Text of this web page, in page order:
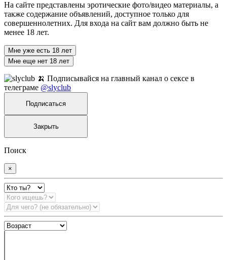
На сайте представлены эротические фото/видео материалы, а
также содержание объявлений, доступное только для
совершеннолетних. Для входа на сайт вам должно быть не
менее 18 лет.
Мне уже есть 18 лет
Мне еще нет 18 лет
🍌 Подписывайся на главный канал о сексе в
телеграме @slyclub
Подписаться
Закрыть
Поиск
×